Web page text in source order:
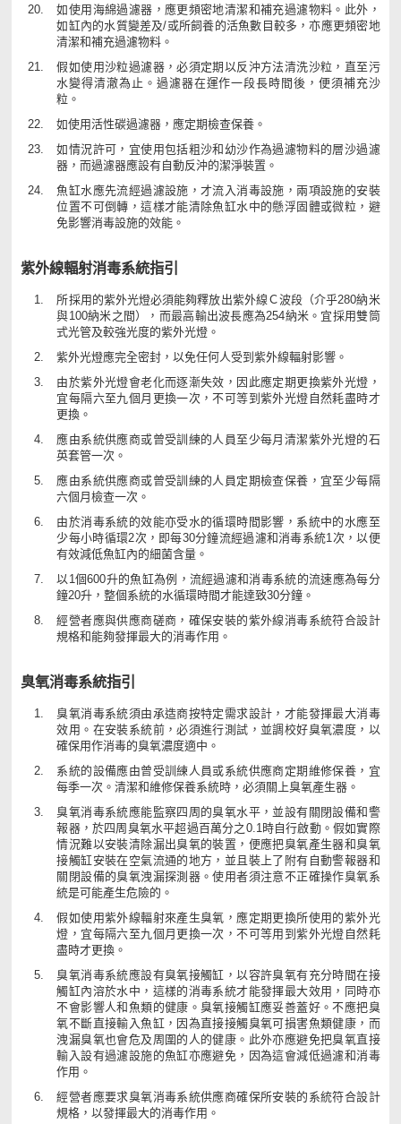
如使用海綿過濾器，應更頻密地清潔和補充過濾物料。此外，
如缸內的水質變差及/或所飼養的活魚數目較多，亦應更頻密地
清潔和補充過濾物料。
假如使用沙粒過濾器，必須定期以反沖方法清洗沙粒，直至污
水變得清澈為止。過濾器在運作一段長時間後，便須補充沙
粒。
如使用活性碳過濾器，應定期檢查保養。
如情況許可，宜使用包括粗沙和幼沙作為過濾物料的層沙過濾
器，而過濾器應設有自動反沖的潔淨裝置。
魚缸水應先流經過濾設施，才流入消毒設施，兩項設施的安裝
位置不可倒轉，這樣才能清除魚缸水中的懸浮固體或微粒，避
免影響消毒設施的效能。
紫外線輻射消毒系統指引
所採用的紫外光燈必須能夠釋放出紫外線Ｃ波段（介乎280納米
與100納米之間），而最高輸出波長應為254納米。宜採用雙筒
式光管及較強光度的紫外光燈。
紫外光燈應完全密封，以免任何人受到紫外線輻射影響。
由於紫外光燈會老化而逐漸失效，因此應定期更換紫外光燈，
宜每隔六至九個月更換一次，不可等到紫外光燈自然耗盡時才
更換。
應由系統供應商或曾受訓練的人員至少每月清潔紫外光燈的石
英套管一次。
應由系統供應商或曾受訓練的人員定期檢查保養，宜至少每隔
六個月檢查一次。
由於消毒系統的效能亦受水的循環時間影響，系統中的水應至
少每小時循環2次，即每30分鐘流經過濾和消毒系統1次，以便
有效減低魚缸內的細菌含量。
以1個600升的魚缸為例，流經過濾和消毒系統的流速應為每分
鐘20升，整個系統的水循環時間才能達致30分鐘。
經營者應與供應商磋商，確保安裝的紫外線消毒系統符合設計
規格和能夠發揮最大的消毒作用。
臭氧消毒系統指引
臭氧消毒系統須由承造商按特定需求設計，才能發揮最大消毒
效用。在安裝系統前，必須進行測試，並調校好臭氧濃度，以
確保用作消毒的臭氧濃度適中。
系統的設備應由曾受訓練人員或系統供應商定期維修保養，宜
每季一次。清潔和維修保養系統時，必須關上臭氧產生器。
臭氧消毒系統應能監察四周的臭氧水平，並設有關閉設備和警
報器，於四周臭氧水平超過百萬分之0.1時自行啟動。假如實際
情況難以安裝清除漏出臭氧的裝置，便應把臭氧產生器和臭氧
接觸缸安裝在空氣流通的地方，並且裝上了附有自動警報器和
關閉設備的臭氧洩漏探測器。使用者須注意不正確操作臭氧系
統是可能產生危險的。
假如使用紫外線輻射來產生臭氧，應定期更換所使用的紫外光
燈，宜每隔六至九個月更換一次，不可等用到紫外光燈自然耗
盡時才更換。
臭氧消毒系統應設有臭氧接觸缸，以容許臭氧有充分時間在接
觸缸內溶於水中，這樣的消毒系統才能發揮最大效用，同時亦
不會影響人和魚類的健康。臭氧接觸缸應妥善蓋好。不應把臭
氧不斷直接輸入魚缸，因為直接接觸臭氧可損害魚類健康，而
洩漏臭氧也會危及周圍的人的健康。此外亦應避免把臭氧直接
輸入設有過濾設施的魚缸亦應避免，因為這會減低過濾和消毒
作用。
經營者應要求臭氧消毒系統供應商確保所安裝的系統符合設計
規格，以發揮最大的消毒作用。